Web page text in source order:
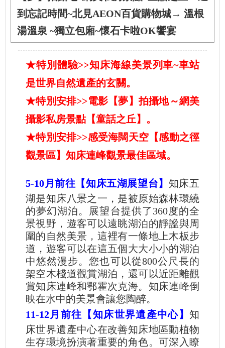
到忘記時間~北見AEON百貨購物城→ 溫根
湯溫泉 ~獨立包廂~懷石卡啦OK饗宴
★特別體驗>>知床海線美景列車~車站
是世界自然遺產的玄關。
★特別安排>>電影【夢】拍攝地～網美
攝影私房景點【童話之丘】。
★特別安排>>感受海闊天空【感動之徑
觀景區】知床連峰觀景最佳區域。
5-10月前往【知床五湖展望台】 知床五
湖是知床八景之一，是被原始森林環繞
的夢幻湖泊。展望台提供了360度的全
景視野，遊客可以遠眺湖泊的靜謐與周
圍的自然美景，這裡有一條地上木板步
道，遊客可以在這五個大大小小的湖泊
中悠然漫步。您也可以從800公尺長的
架空木棧道觀賞湖泊，還可以近距離觀
賞知床連峰和鄂霍次克海。知床連峰倒
映在水中的美景會讓您陶醉。
11-12月前往【知床世界遺產中心】 知
床世界遺產中心在改善知床地區動植物
生存環境扮演著重要的角色。可深入瞭